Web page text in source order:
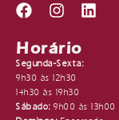
Horário
Segunda-Sexta:
9h30 às 12h30
14h30 às 19h30
Sábado: 9h00 às 13h00